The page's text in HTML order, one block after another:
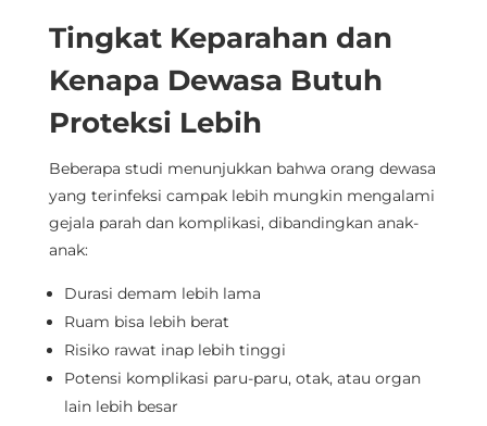
Tingkat Keparahan dan
Kenapa Dewasa Butuh
Proteksi Lebih
Beberapa studi menunjukkan bahwa orang dewasa
yang terinfeksi campak lebih mungkin mengalami
gejala parah dan komplikasi, dibandingkan anak-
anak:
Durasi demam lebih lama
Ruam bisa lebih berat
Risiko rawat inap lebih tinggi
Potensi komplikasi paru-paru, otak, atau organ
lain lebih besar